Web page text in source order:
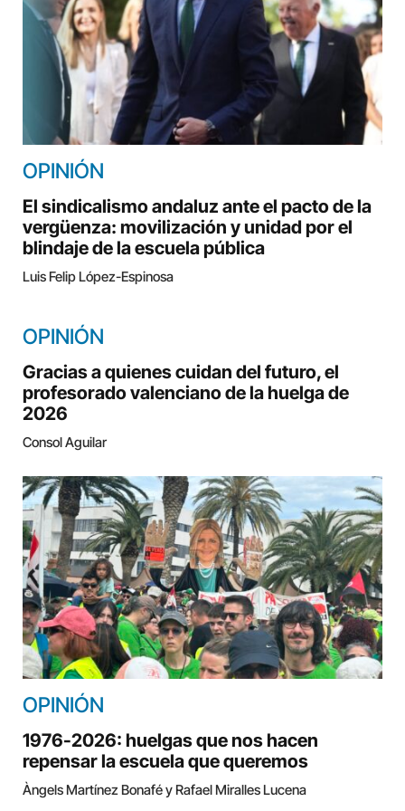
OPINIÓN
El sindicalismo andaluz ante el pacto de la
vergüenza: movilización y unidad por el
blindaje de la escuela pública
Luis Felip López-Espinosa
OPINIÓN
Gracias a quienes cuidan del futuro, el
profesorado valenciano de la huelga de
2026
Consol Aguilar
OPINIÓN
1976-2026: huelgas que nos hacen
repensar la escuela que queremos
Àngels Martínez Bonafé y Rafael Miralles Lucena